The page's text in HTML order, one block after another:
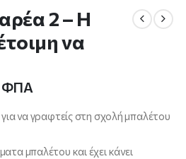
2 – Η
να
ΦΠΑ
να γραφτείς στη σχολή μπαλέτου
μπαλέτου και έχει κάνει